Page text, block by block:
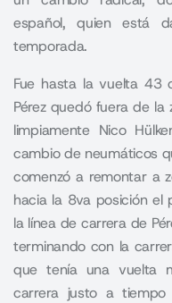
español, quien está
temporada.
Fue hasta la vuelta 43
Pérez quedó fuera de
limpiamente Nico
cambio de neumáticos
comenzó a remontar a
hacia la 8va posición el
la línea de carrera de
terminando con la
que tenía una vuelta
carrera justo a